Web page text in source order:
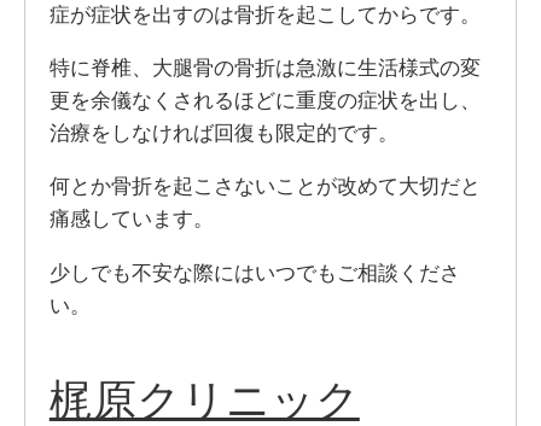
症が症状を出すのは骨折を起こしてからです。
特に脊椎、大腿骨の骨折は急激に生活様式の変
更を余儀なくされるほどに重度の症状を出し、
治療をしなければ回復も限定的です。
何とか骨折を起こさないことが改めて大切だと
痛感しています。
少しでも不安な際にはいつでもご相談くださ
い。
梶原クリニック